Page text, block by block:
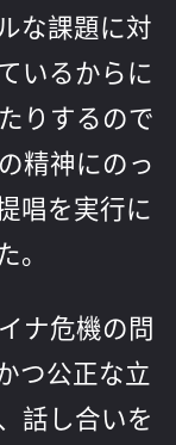
な課題に対
いるからに
りするので
精神にのっ
唱を実行に
。
ナ危機の問
つ公正な立
話し合いを